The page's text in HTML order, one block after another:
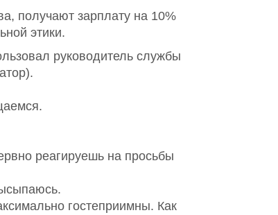
получают зарплату на 10%
этики.
руководитель службы
реагируешь на просьбы
гостеприимны. Как